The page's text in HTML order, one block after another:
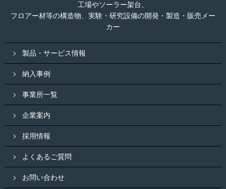
工場やソーラー架台、
フロアー材等の構造物、実験・研究設備の開発・製造・販売メー
カー
製品・サービス情報
納入事例
事業所一覧
企業案内
採用情報
よくあるご質問
お問い合わせ